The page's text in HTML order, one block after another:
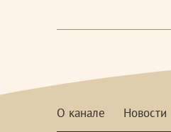
О канале Новости